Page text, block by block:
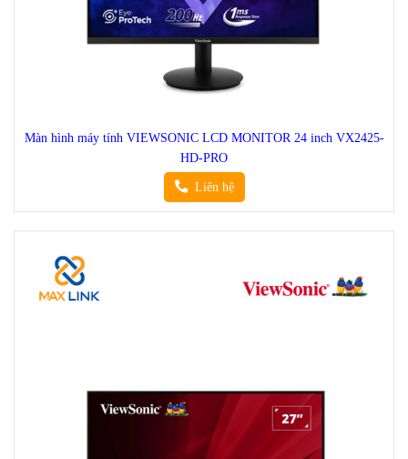
Màn hình máy tính VIEWSONIC LCD MONITOR 24 inch VX2425-
HD-PRO
Liên hệ